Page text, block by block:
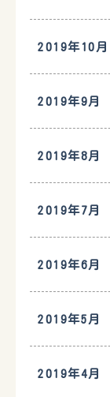
2019年10月
2019年9月
2019年8月
2019年7月
2019年6月
2019年5月
2019年4月